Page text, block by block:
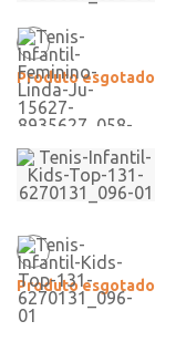
Produto esgotado
Produto esgotado